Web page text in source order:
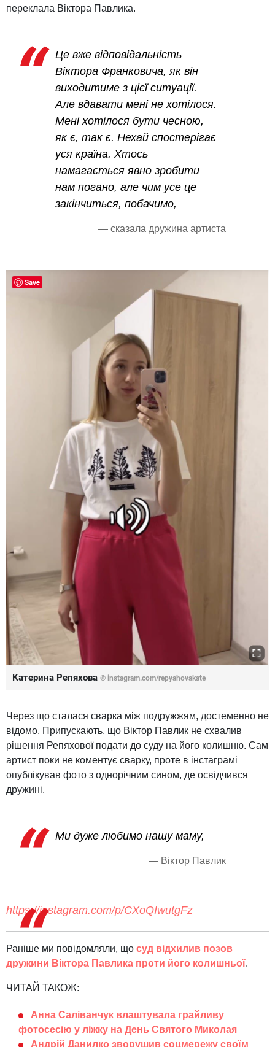
переклала Віктора Павлика.
Це вже відповідальність
Віктора Франковича, як він
виходитиме з цієї ситуації.
Але вдавати мені не хотілося.
Мені хотілося бути чесною,
як є, так є. Нехай спостерігає
уся країна. Хтось
намагається явно зробити
нам погано, але чим усе це
закінчиться, побачимо,
— сказала дружина артиста
Катерина Репяхова © instagram.com/repyahovakate
Через що сталася сварка між подружжям, достеменно не
відомо. Припускають, що Віктор Павлик не схвалив
рішення Репяхової подати до суду на його колишню. Сам
артист поки не коментує сварку, проте в інстаграмі
опублікував фото з однорічним сином, де освідчився
дружині.
Ми дуже любимо нашу маму,
— Віктор Павлик
https://instagram.com/p/CXoQIwutgFz
Раніше ми повідомляли, що суд відхилив позов
дружини Віктора Павлика проти його колишньої.
ЧИТАЙ ТАКОЖ:
Анна Саліванчук влаштувала грайливу
фотосесію у ліжку на День Святого Миколая
Андрій Данилко зворушив соцмережу своїм
Save